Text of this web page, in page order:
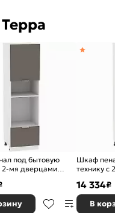
под бытовую
2-мя дверцами
720) Смоки
Шкаф
технику с
верхних
Смоки
14 334₽
В